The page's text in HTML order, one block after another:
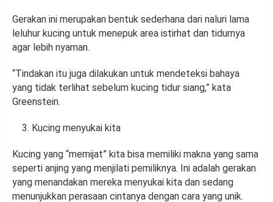
Gerakan ini merupakan bentuk sederhana dari naluri lama
leluhur kucing untuk menepuk area istirhat dan tidurnya
agar lebih nyaman.
“Tindakan itu juga dilakukan untuk mendeteksi bahaya
yang tidak terlihat sebelum kucing tidur siang,” kata
Greenstein.
Kucing menyukai kita
Kucing yang “memijat” kita bisa memiliki makna yang sama
seperti anjing yang menjilati pemiliknya. Ini adalah gerakan
yang menandakan mereka menyukai kita dan sedang
menunjukkan perasaan cintanya dengan cara yang unik.